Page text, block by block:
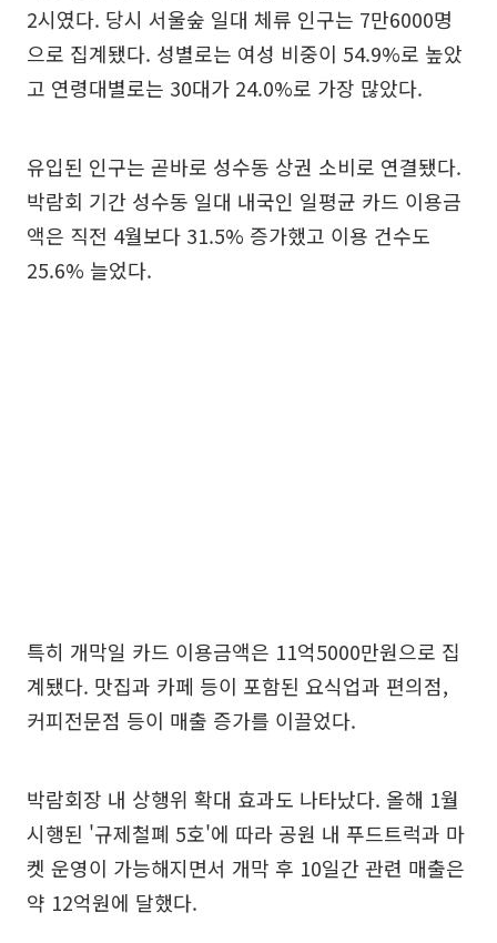
2시였다. 당시 서울숲 일대 체류 인구는 7만6000명
으로 집계됐다. 성별로는 여성 비중이 54.9%로 높았
고 연령대별로는 30대가 24.0%로 가장 많았다.
유입된 인구는 곧바로 성수동 상권 소비로 연결됐다.
박람회 기간 성수동 일대 내국인 일평균 카드 이용금
액은 직전 4월보다 31.5% 증가했고 이용 건수도
25.6% 늘었다.
특히 개막일 카드 이용금액은 11억5000만원으로 집
계됐다. 맛집과 카페 등이 포함된 요식업과 편의점,
커피전문점 등이 매출 증가를 이끌었다.
박람회장 내 상행위 확대 효과도 나타났다. 올해 1월
시행된 '규제철폐 5호'에 따라 공원 내 푸드트럭과 마
켓 운영이 가능해지면서 개막 후 10일간 관련 매출은
약 12억원에 달했다.